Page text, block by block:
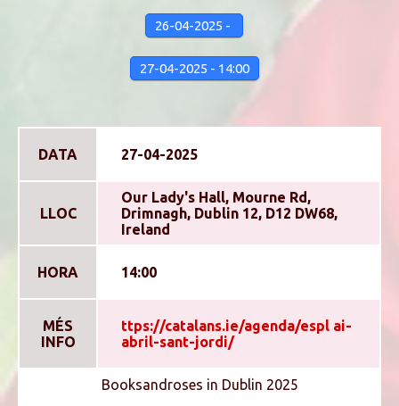
26-04-2025 -
27-04-2025 - 14:00
DATA 27-04-2025
LLOC
Our Lady's Hall, Mourne Rd,
Drimnagh, Dublin 12, D12 DW68,
Ireland
HORA 14:00
MÉS
INFO
ttps://catalans.ie/agenda/espl ai-
abril-sant-jordi/
Booksandroses in Dublin 2025